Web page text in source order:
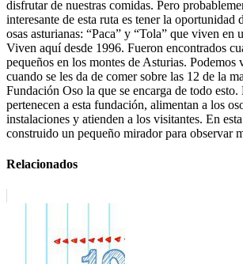
disfrutar de nuestras comidas. Pero
interesante de esta ruta es tener la oportunidad
osas asturianas: “Paca” y “Tola” que viven en
Viven aquí desde 1996. Fueron encontrados
pequeños en los montes de Asturias. Podemos
cuando se les da de comer sobre las 12 de la
Fundación Oso la que se encarga de todo esto.
pertenecen a esta fundación, alimentan a los
instalaciones y atienden a los visitantes. En
construido un pequeño mirador para observar
Relacionados